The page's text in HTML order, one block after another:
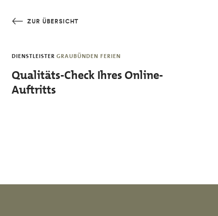
ZUR ÜBERSICHT
DIENSTLEISTER GRAUBÜNDEN FERIEN
Qualitäts-Check Ihres Online-
Auftritts